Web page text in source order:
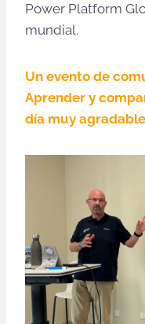
Power Platform
mundial.
Un evento de
Aprender y
día muy